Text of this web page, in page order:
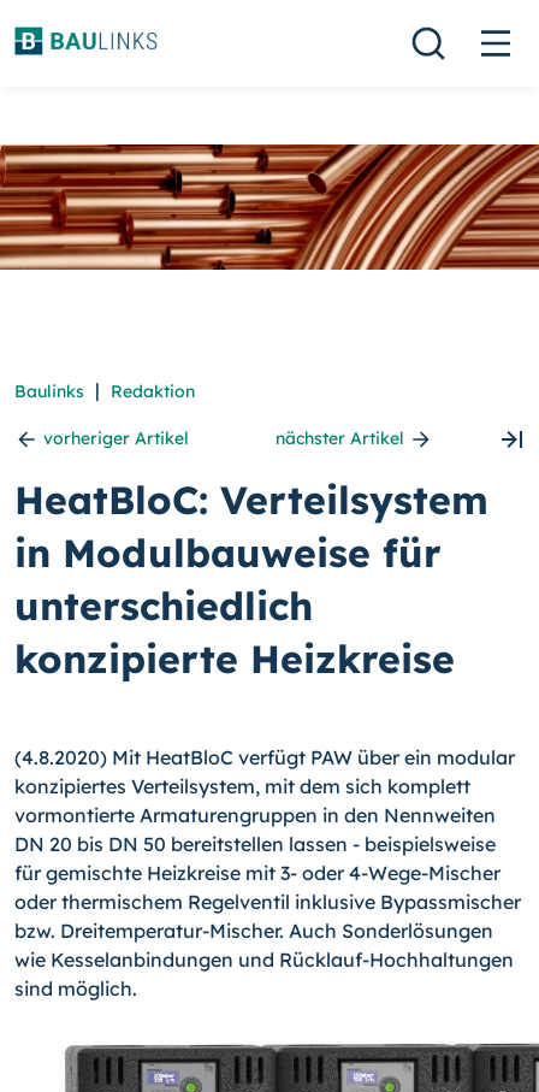
Baulinks | Redaktion
vorheriger Artikel nächster Artikel
HeatBloC: Verteilsystem
in Modulbauweise für
unterschiedlich
konzipierte Heizkreise
(4.8.2020) Mit HeatBloC verfügt PAW über ein modular
konzipiertes Verteilsystem, mit dem sich komplett
vormontierte Armaturengruppen in den Nennweiten
DN 20 bis DN 50 bereitstellen lassen - beispielsweise
für gemischte Heizkreise mit 3- oder 4-Wege-Mischer
oder thermischem Regelventil inklusive Bypassmischer
bzw. Dreitemperatur-Mischer. Auch Sonderlösungen
wie Kesselanbindungen und Rücklauf-Hochhaltungen
sind möglich.